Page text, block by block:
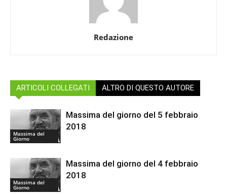
Redazione
ARTICOLI COLLEGATI ALTRO DI QUESTO AUTORE
Massima del
Giorno
Massima del giorno del 5 febbraio
2018
Massima del
Giorno
Massima del giorno del 4 febbraio
2018